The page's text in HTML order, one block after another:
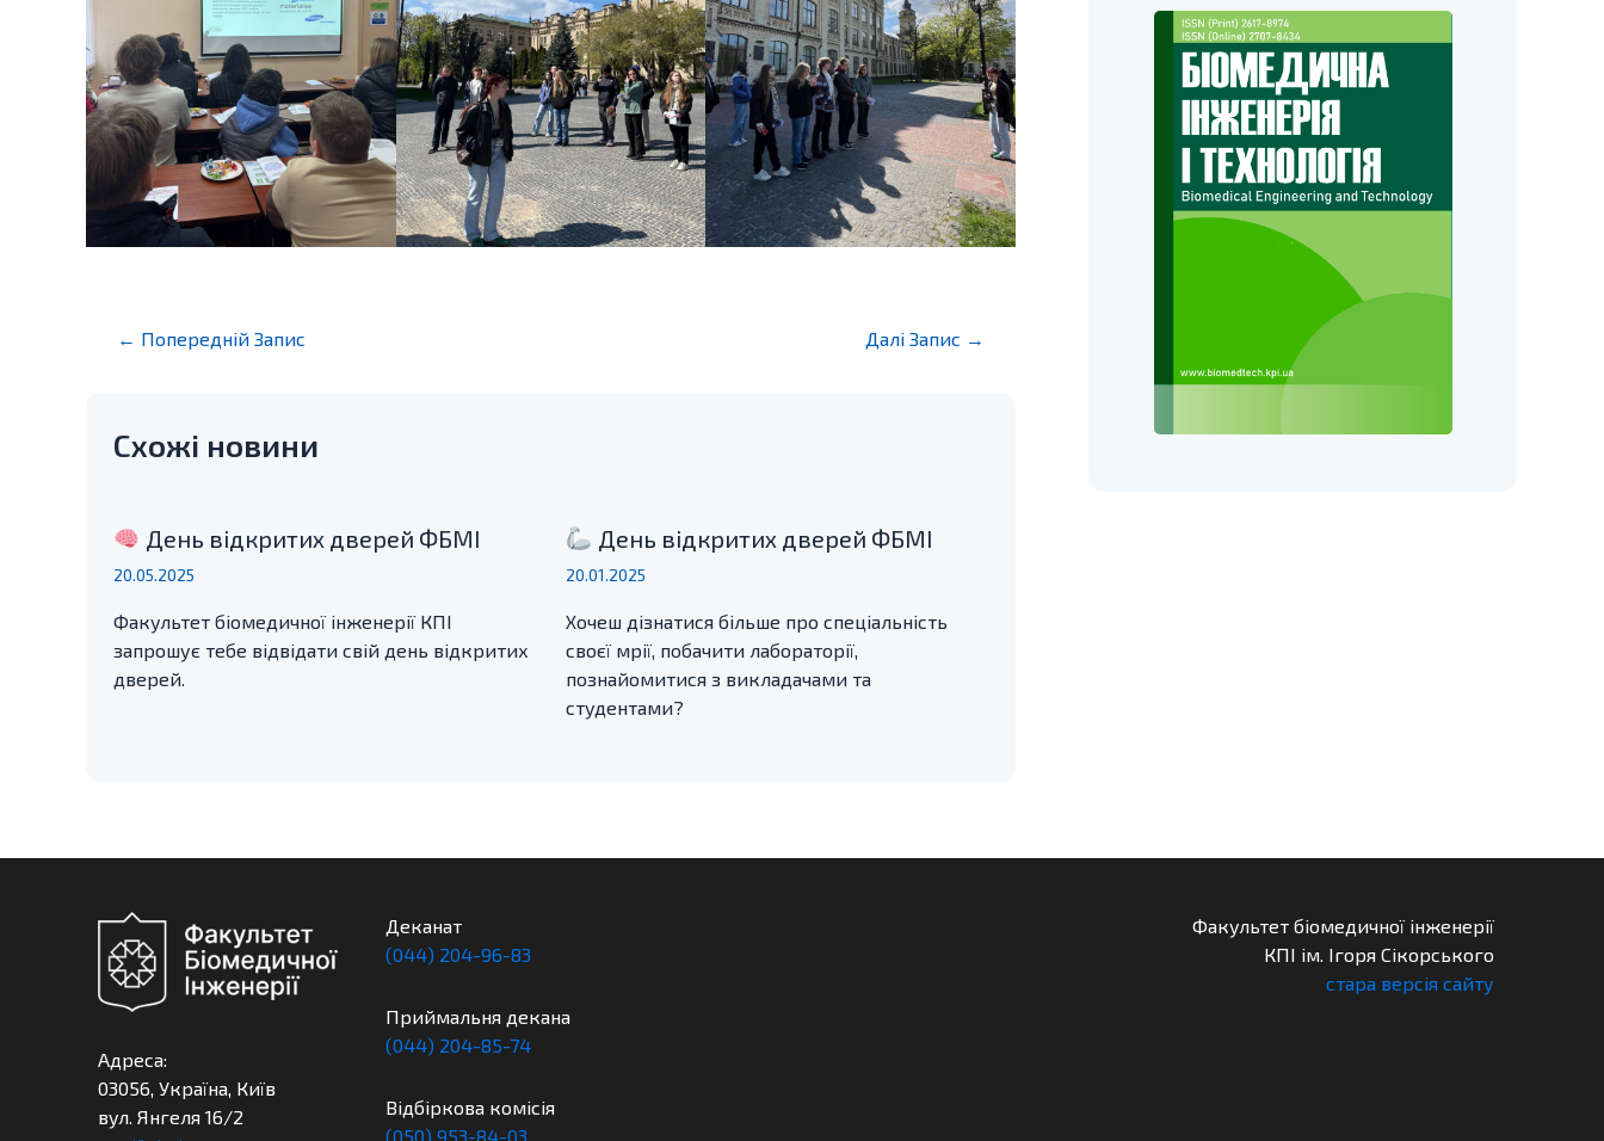
Post← Попередній Запис Далі Запис →
Схожі новини
День відкритих дверей ФБМІ
20.05.2025
Факультет біомедичної інженерії КПІ
запрошує тебе відвідати свій день відкритих
дверей.
День відкритих дверей ФБМІ
20.01.2025
Хочеш дізнатися більше про спеціальність
своєї мрії, побачити лабораторії,
познайомитися з викладачами та
студентами?
Адреса:
03056, Україна, Київ
вул. Янгеля 16/2
Деканат
(044) 204-96-83
Приймальня декана
(044) 204-85-74
Відбіркова комісія
(050) 953-84-03
Факультет біомедичної інженерії
КПІ ім. Ігоря Сікорського
стара версія сайту